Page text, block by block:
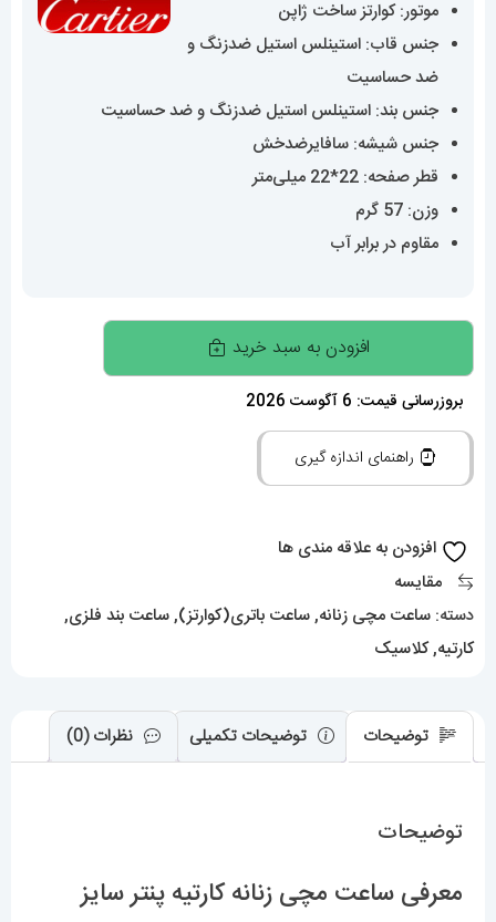
موتور: کوارتز ساخت ژاپن
جنس قاب: استینلس استیل ضدزنگ و
ضد حساسیت
جنس بند: استینلس استیل ضدزنگ و ضد حساسیت
جنس شیشه: سافایرضدخش
قطر صفحه: 22*22 میلی‌متر
وزن: 57 گرم
مقاوم در برابر آب
ساعت
مچی
زنانه
کارتیه
رزگلد
020547
افزودن به سبد خرید
بروزرسانی قیمت: 6 آگوست 2026
راهنمای اندازه گیری
افزودن به علاقه مندی ها
مقایسه
دسته: ساعت مچی زنانه,ساعت باتری(کوارتز),ساعت بند فلزی,
کارتیه,کلاسیک
توضیحات توضیحات تکمیلی نظرات (0)
توضیحات
معرفی ساعت مچی زنانه کارتیه پنتر سایز